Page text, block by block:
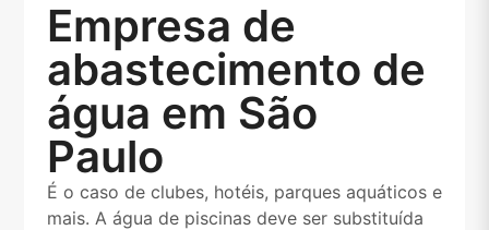
Empresa de
abastecimento de
água em São
Paulo
É o caso de clubes, hotéis, parques aquáticos e
mais. A água de piscinas deve ser substituída